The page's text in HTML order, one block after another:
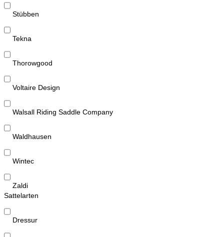
Stübben
Tekna
Thorowgood
Voltaire Design
Walsall Riding Saddle Company
Waldhausen
Wintec
Zaldi
Sattelarten
Dressur